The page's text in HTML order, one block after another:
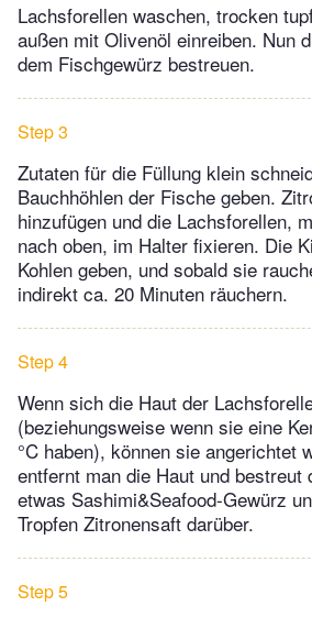
Lachsforellen waschen, trocken
außen mit Olivenöl einreiben. Nun
dem Fischgewürz bestreuen.
Step 3
Zutaten für die Füllung klein
Bauchhöhlen der Fische geben.
hinzufügen und die Lachsforellen,
nach oben, im Halter fixieren. Die
Kohlen geben, und sobald sie
indirekt ca. 20 Minuten räuchern.
Step 4
Wenn sich die Haut der
(beziehungsweise wenn sie eine
°C haben), können sie angerichtet
entfernt man die Haut und bestreut
etwas Sashimi&Seafood-Gewürz
Tropfen Zitronensaft darüber.
Step 5